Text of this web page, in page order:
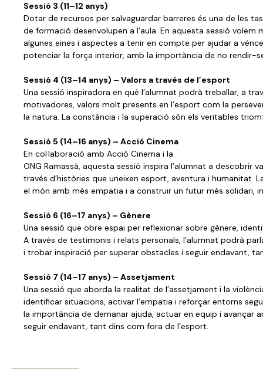
Sessió 3 (11–12 anys)
Dotar de recursos per salvaguardar barreres és una de les
de formació desenvolupen a l’aula. En aquesta sessió volem
algunes eines i aspectes a tenir en compte per ajudar a
potenciar la força interior, amb la importància de no rendir-
Sessió 4 (13–14 anys) – Valors a través de l’esport
Una sessió inspiradora en què l’alumnat podrà treballar, a
motivadores, valors molt presents en l’esport com la
la natura. La constància i la superació són els veritables
Sessió 5 (14–16 anys) – Acció Cinema
En col·laboració amb Acció Cinema i la
ONG Ramassà, aquesta sessió inspira l’alumnat a descobrir
través d’històries que uneixen esport, aventura i humanitat.
el món amb més empatia i a construir un futur més solidari,
Sessió 6 (16–17 anys) – Gènere
Una sessió que obre espai per reflexionar sobre gènere,
A través de testimonis i relats personals, l’alumnat podrà
i trobar inspiració per superar obstacles i seguir endavant,
Sessió 7 (14–17 anys) – Assetjament
Una sessió que aborda la realitat de l’assetjament i la
identificar situacions, activar l’empatia i reforçar entorns
la importància de demanar ajuda, actuar en equip i avançar
seguir endavant, tant dins com fora de l’esport.